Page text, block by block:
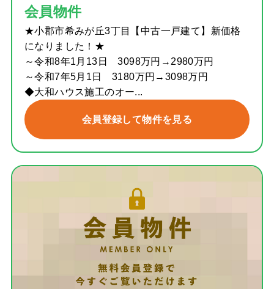
会員物件
★小郡市希みが丘3丁目【中古一戸建て】新価格
になりました！★
～令和8年1月13日 3098万円→2980万円
～令和7年5月1日 3180万円→3098万円
◆大和ハウス施工のオー...
会員登録して物件を見る